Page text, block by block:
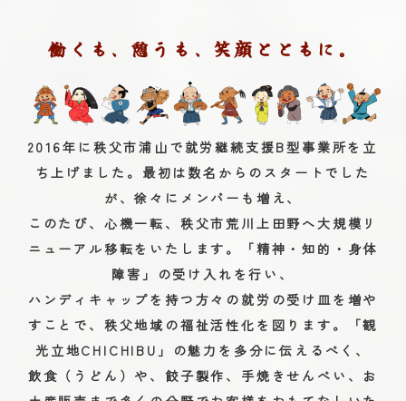
働くも、憩うも、笑顔とともに。
2016年に秩父市浦山で就労継続支援B型事業所を立
ち上げました。最初は数名からのスタートでした
が、徐々にメンバーも増え、
このたび、心機一転、秩父市荒川上田野へ大規模リ
ニューアル移転をいたします。「精神・知的・身体
障害」の受け入れを行い、
ハンディキャップを持つ方々の就労の受け皿を増や
すことで、秩父地域の福祉活性化を図ります。「観
光立地CHICHIBU」の魅力を多分に伝えるべく、
飲食（うどん）や、餃子製作、手焼きせんべい、お